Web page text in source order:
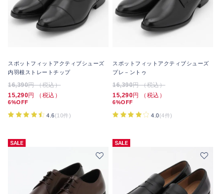
スポットフィットアクティブシューズ
内羽根ストレートチップ
16,390円 （税込）
15,290円 （税込）
6%OFF
4.6(10件)
スポットフィットアクティブシューズ
プレ－ントゥ
16,390円 （税込）
15,290円 （税込）
6%OFF
4.0(4件)